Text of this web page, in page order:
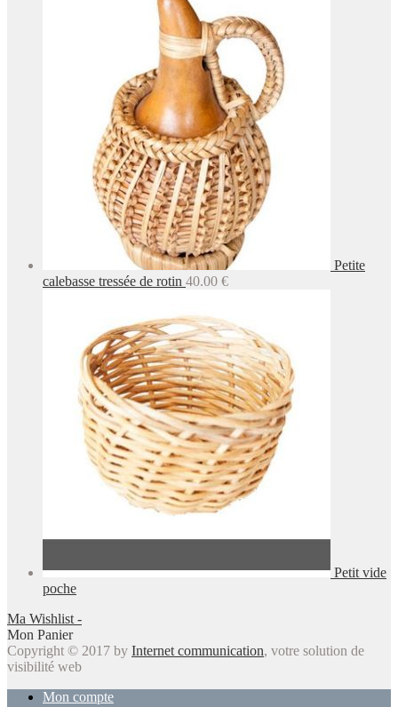
Petite
calebasse tressée de rotin 40.00 €
Petit vide
poche
Ma Wishlist -
Mon Panier
Copyright © 2017 by Internet communication, votre solution de
visibilité web
Mon compte